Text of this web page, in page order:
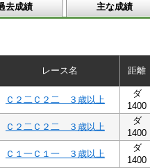
去成績 主な成績
レース名 距離
Ｃ２二Ｃ２二 ３歳以上
ダ
1400
Ｃ２二Ｃ２二 ３歳以上
ダ
1400
Ｃ１一Ｃ１一 ３歳以上
ダ
1400